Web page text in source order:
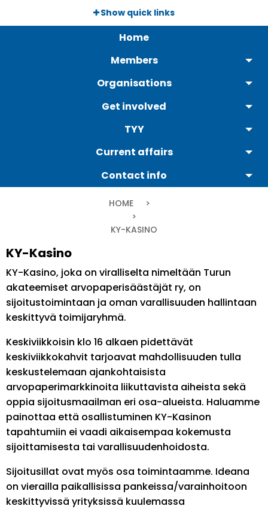
Show quick links
Home
Members
Organisations
Get involved
TYY
Current affairs
Contact info
HOME
CURRENT:
KY-KASINO
KY-Kasino
KY-Kasino, joka on viralliselta nimeltään Turun
akateemiset arvopaperisäästäjät ry, on
sijoitustoimintaan ja oman varallisuuden hallintaan
keskittyvä toimijaryhmä.
Keskiviikkoisin klo 16 alkaen pidettävät
keskiviikkokahvit tarjoavat mahdollisuuden tulla
keskustelemaan ajankohtaisista
arvopaperimarkkinoita liikuttavista aiheista sekä
oppia sijoitusmaailman eri osa-alueista. Haluamme
painottaa että osallistuminen KY-Kasinon
tapahtumiin ei vaadi aikaisempaa kokemusta
sijoittamisesta tai varallisuudenhoidosta.
Sijoitusillat ovat myös osa toimintaamme. Ideana
on vierailla paikallisissa pankeissa/varainhoitoon
keskittyvissä yrityksissä kuulemassa